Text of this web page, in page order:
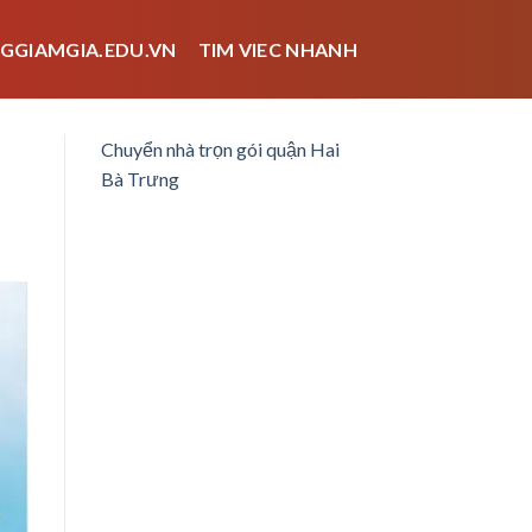
TIM VIEC NHANH
Chuyển nhà trọn gói quận Hai
Bà Trưng